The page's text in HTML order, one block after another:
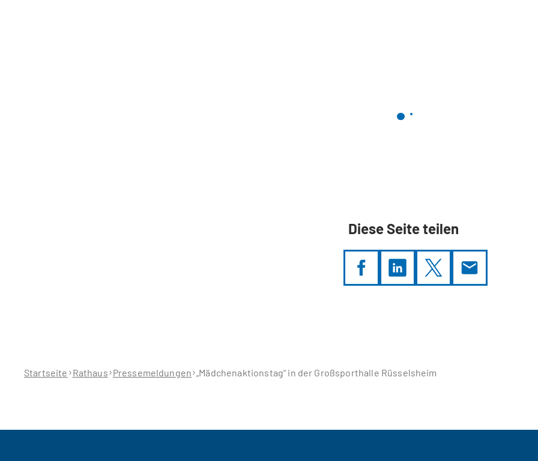
Diese Seite teilen
hier:Startseite Rathaus Pressemeldungen „Mädchenaktionstag“ in der Großsporthalle Rüsselsheim